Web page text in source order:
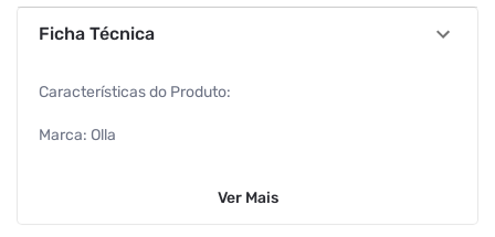
Ficha Técnica
Características do Produto:
Marca: Olla
Ver Mais